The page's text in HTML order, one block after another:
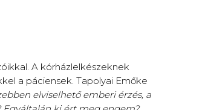
A kórházlelkészeknek
a páciensek. Tapolyai Emőke
elviselhető emberi érzés, a